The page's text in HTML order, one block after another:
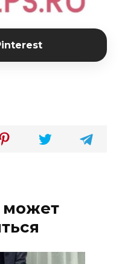
может